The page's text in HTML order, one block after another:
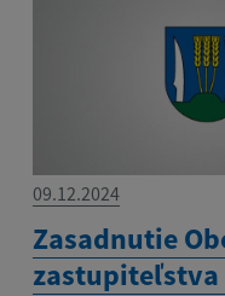
09.12.2024
Zasadnutie
zastupiteľstva